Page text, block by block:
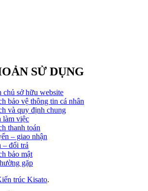
SỬ DỤNG
chủ sở hữu website
bảo vệ thông tin cá nhân
và quy định chung
làm việc
thanh toán
– giao nhận
– đổi trả
bảo mật
gặp
trúc Kisato.